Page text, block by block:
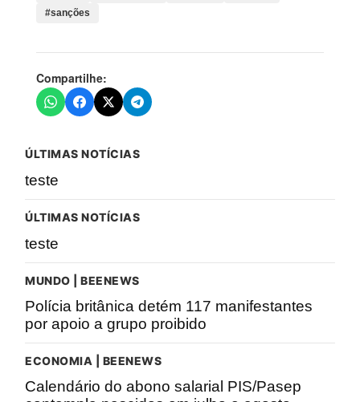
#sanções
Compartilhe:
ÚLTIMAS NOTÍCIAS
teste
ÚLTIMAS NOTÍCIAS
teste
MUNDO | BEENEWS
Polícia britânica detém 117 manifestantes
por apoio a grupo proibido
ECONOMIA | BEENEWS
Calendário do abono salarial PIS/Pasep